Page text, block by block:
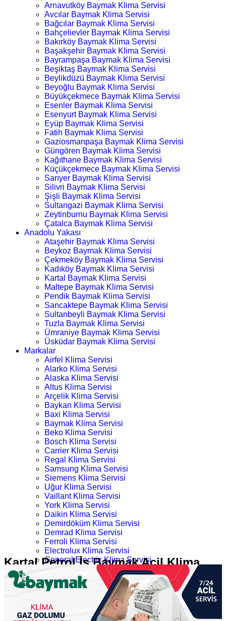
Arnavutköy Baymak Klima Servisi
Avcılar Baymak Klima Servisi
Bağcılar Baymak Klima Servisi
Bahçelievler Baymak Klima Servisi
Bakırköy Baymak Klima Servisi
Başakşehir Baymak Klima Servisi
Bayrampaşa Baymak Klima Servisi
Beşiktaş Baymak Klima Servisi
Beylikdüzü Baymak Klima Servisi
Beyoğlu Baymak Klima Servisi
Büyükçekmece Baymak Klima Servisi
Esenler Baymak Klima Servisi
Esenyurt Baymak Klima Servisi
Eyüp Baymak Klima Servisi
Fatih Baymak Klima Servisi
Gaziosmanpaşa Baymak Klima Servisi
Güngören Baymak Klima Servisi
Kağıthane Baymak Klima Servisi
Küçükçekmece Baymak Klima Servisi
Sarıyer Baymak Klima Servisi
Silivri Baymak Klima Servisi
Şişli Baymak Klima Servisi
Sultangazi Baymak Klima Servisi
Zeytinburnu Baymak Klima Servisi
Çatalca Baymak Klima Servisi
Anadolu Yakası
Ataşehir Baymak Klima Servisi
Beykoz Baymak Klima Servisi
Çekmeköy Baymak Klima Servisi
Kadıköy Baymak Klima Servisi
Kartal Baymak Klima Servisi
Maltepe Baymak Klima Servisi
Pendik Baymak Klima Servisi
Sancaktepe Baymak Klima Servisi
Sultanbeyli Baymak Klima Servisi
Tuzla Baymak Klima Servisi
Ümraniye Baymak Klima Servisi
Üsküdar Baymak Klima Servisi
Markalar
Airfel Klima Servisi
Alarko Klima Servisi
Alaska Klima Servisi
Altus Klima Servisi
Arçelik Klima Servisi
Baykan Klima Servisi
Baxi Klima Servisi
Baymak Klima Servisi
Beko Klima Servisi
Bosch Klima Servisi
Carrier Klima Servisi
Regal Klima Servisi
Samsung Klima Servisi
Siemens Klima Servisi
Uğur Klima Servisi
Vaillant Klima Servisi
York Klima Servisi
Daikin Klima Servisi
Demirdöküm Klima Servisi
Demrad Klima Servisi
Ferroli Klima Servisi
Electrolux Klima Servisi
General Electric Klima Servisi
LG Klima Servisi
Midea Klima Servisi
Mitsubishi Klima Servisi
Profilo Klima Servisi
İletişim
Kartal Petrol İş Baymak Acil Klima
Servisi
Kartal Acil 724 Baymak Klima Servisi
Kartal Petrol İş Baymak Acil Klima Servisi